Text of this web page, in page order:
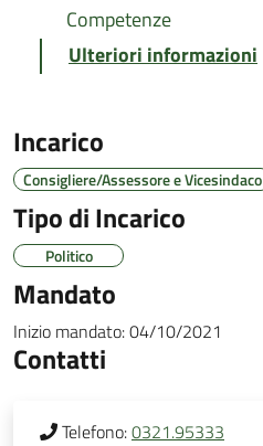
Competenze
Ulteriori informazioni
Incarico
Consigliere/Assessore e Vicesindaco
Tipo di Incarico
Politico
Mandato
Inizio mandato:04/10/2021
Contatti
Telefono:0321.95333